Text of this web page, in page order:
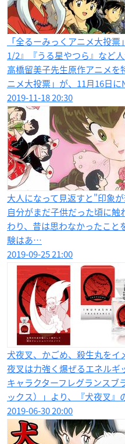
「全るーみっくアニメ大投
1/2』『うる星やつら』など
高橋留美子先生原作アニメ
ニメ大投票」が、11月16日
2019-11-18 20:30
大人になって見返すと"印象
自分がまだ子供だった頃に
わり、昔は思わなかったこと
験はあ…
2019-09-25 21:00
犬夜叉、かごめ、殺生丸を
夜叉は力強く爆ぜるエネルギ
キャラクターフレグランス
ックス）」より、『犬夜叉
2019-06-30 20:00